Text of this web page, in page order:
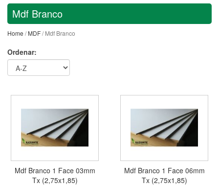
Mdf Branco
Home /MDF/ Mdf Branco
Ordenar:
Mdf Branco 1 Face 03mm
Tx (2,75x1,85)
Mdf Branco 1 Face 06mm
Tx (2,75x1,85)